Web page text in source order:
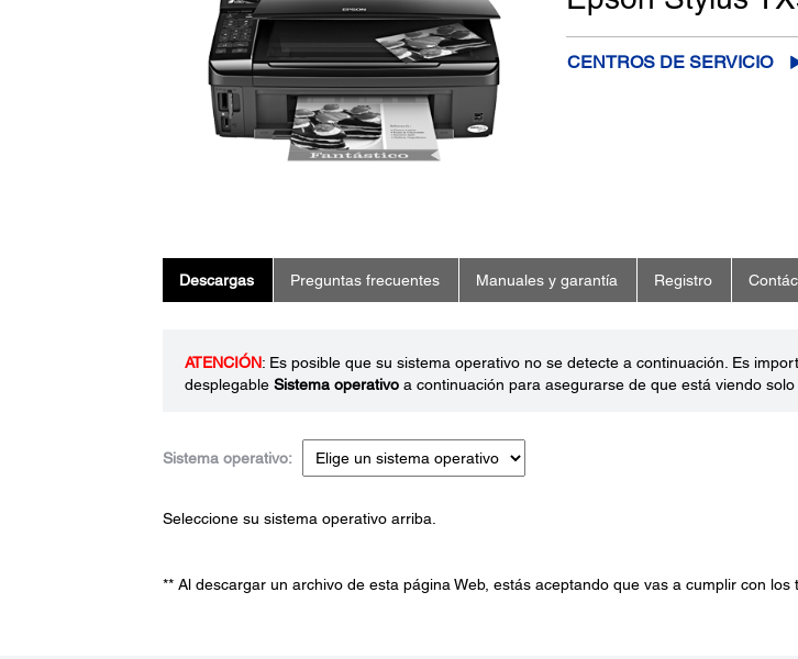
CENTROS DE SERVICIO
Descargas Preguntas frecuentes Manuales y garantía Registro
ATENCIÓN: Es posible que su sistema operativo no se detecte a continuación. Es
desplegable Sistema operativoa continuación para asegurarse de que está viendo solo
Sistema operativo:
Seleccione su sistema operativo arriba.
** Al descargar un archivo de esta página Web, estás aceptando que vas a cumplir con los